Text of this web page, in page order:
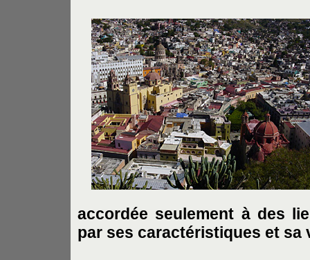
accordée seulement à des
par ses caractéristiques et sa